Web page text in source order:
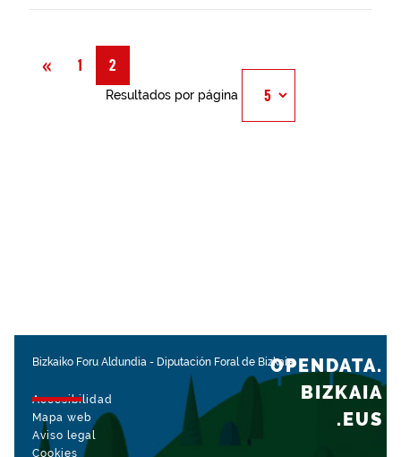
« Anterior
1 2
Resultados por página
Bizkaiko Foru Aldundia - Diputación Foral de Bizkaia
Accesibilidad
Mapa web
Aviso legal
Cookies
OPENDATA.
BIZKAIA
.EUS